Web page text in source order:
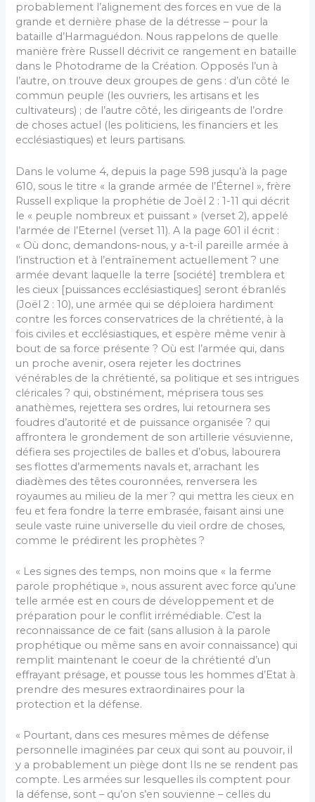
probablement l’alignement des forces en vue de la
grande et dernière phase de la détresse – pour la
bataille d’Harmaguédon. Nous rappelons de quelle
manière frère Russell décrivit ce rangement en bataille
dans le Photodrame de la Création. Opposés l’un à
l’autre, on trouve deux groupes de gens : d’un côté le
commun peuple (les ouvriers, les artisans et les
cultivateurs) ; de l’autre côté, les dirigeants de l’ordre
de choses actuel (les politiciens, les financiers et les
ecclésiastiques) et leurs partisans.
Dans le volume 4, depuis la page 598 jusqu’à la page
610, sous le titre « la grande armée de l’Éternel », frère
Russell explique la prophétie de Joël 2 : 1-11 qui décrit
le « peuple nombreux et puissant » (verset 2), appelé
l’armée de l’Eternel (verset 11). A la page 601 il écrit :
« Où donc, demandons-nous, y a-t-il pareille armée à
l’instruction et à l’entraînement actuellement ? une
armée devant laquelle la terre [société] tremblera et
les cieux [puissances ecclésiastiques] seront ébranlés
(Joël 2 : 10), une armée qui se déploiera hardiment
contre les forces conservatrices de la chrétienté, à la
fois civiles et ecclésiastiques, et espère même venir à
bout de sa force présente ? Où est l’armée qui, dans
un proche avenir, osera rejeter les doctrines
vénérables de la chrétienté, sa politique et ses intrigues
cléricales ? qui, obstinément, méprisera tous ses
anathèmes, rejettera ses ordres, lui retournera ses
foudres d’autorité et de puissance organisée ? qui
affrontera le grondement de son artillerie vésuvienne,
défiera ses projectiles de balles et d’obus, labourera
ses flottes d’armements navals et, arrachant les
diadèmes des têtes couronnées, renversera les
royaumes au milieu de la mer ? qui mettra les cieux en
feu et fera fondre la terre embrasée, faisant ainsi une
seule vaste ruine universelle du vieil ordre de choses,
comme le prédirent les prophètes ?
« Les signes des temps, non moins que « la ferme
parole prophétique », nous assurent avec force qu’une
telle armée est en cours de développement et de
préparation pour le conflit irrémédiable. C’est la
reconnaissance de ce fait (sans allusion à la parole
prophétique ou même sans en avoir connaissance) qui
remplit maintenant le coeur de la chrétienté d’un
effrayant présage, et pousse tous les hommes d’Etat à
prendre des mesures extraordinaires pour la
protection et la défense.
« Pourtant, dans ces mesures mêmes de défense
personnelle imaginées par ceux qui sont au pouvoir, il
y a probablement un piège dont Ils ne se rendent pas
compte. Les armées sur lesquelles ils comptent pour
la défense, sont – qu’on s’en souvienne – celles du